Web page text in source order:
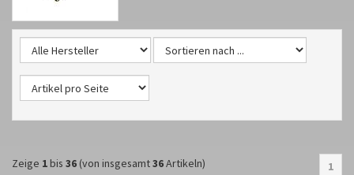
Zeige 1bis 36 (von insgesamt36Artikeln) 1